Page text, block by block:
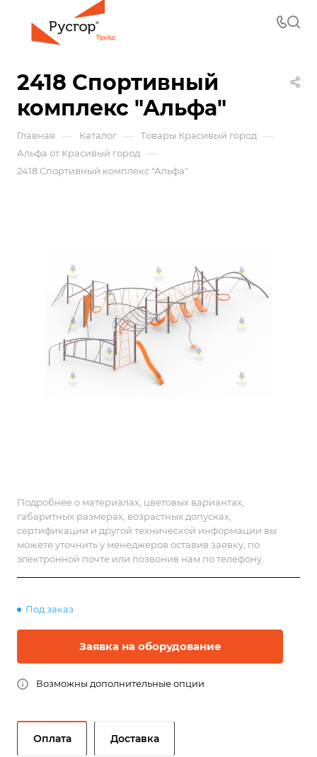
2418 Спортивный
комплекс "Альфа"
Главная — Каталог — Товары Красивый город —
Альфа от Красивый город —
2418 Спортивный комплекс "Альфа"
Подробнее о материалах, цветовых вариантах,
габаритных размерах, возрастных допусках,
сертификации и другой технической информации вы
можете уточнить у менеджеров оставив заявку, по
электронной почте или позвонив нам по телефону.
Под заказ
Заявка на оборудование
Возможны дополнительные опции
Оплата Доставка